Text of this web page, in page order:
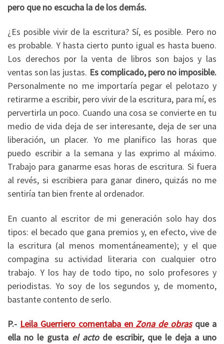
pero que no escucha la de los demás.
¿Es posible vivir de la escritura? Sí, es posible. Pero no
es probable. Y hasta cierto punto igual es hasta bueno.
Los derechos por la venta de libros son bajos y las
ventas son las justas. Es complicado, pero no imposible.
Personalmente no me importaría pegar el pelotazo y
retirarme a escribir, pero vivir de la escritura, para mí, es
pervertirla un poco. Cuando una cosa se convierte en tu
medio de vida deja de ser interesante, deja de ser una
liberación, un placer. Yo me planifico las horas que
puedo escribir a la semana y las exprimo al máximo.
Trabajo para ganarme esas horas de escritura. Si fuera
al revés, si escribiera para ganar dinero, quizás no me
sentiría tan bien frente al ordenador.
En cuanto al escritor de mi generación solo hay dos
tipos: el becado que gana premios y, en efecto, vive de
la escritura (al menos momentáneamente); y el que
compagina su actividad literaria con cualquier otro
trabajo. Y los hay de todo tipo, no solo profesores y
periodistas. Yo soy de los segundos y, de momento,
bastante contento de serlo.
P.- Leila Guerriero comentaba enZona de obrasque a
ella no le gusta el acto de escribir, que le deja a uno